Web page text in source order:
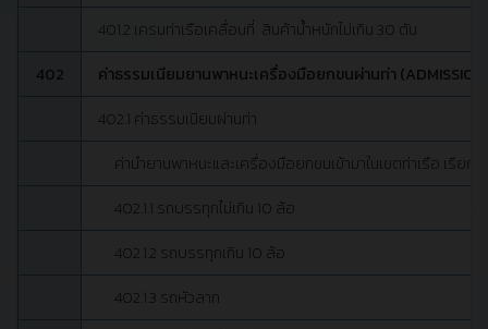
401.2 เครนท่าเรือเคลื่อนที่ สินค้าน้ำหนักไม่เกิน 30 ตัน
402
ค่าธรรมเนียมยานพาหนะเครื่องมือยกขนผ่านท่า (ADMISSION
402.1 ค่าธรรมเนียมผ่านท่า
ค่านำยานพาหนะและเครื่องมือยกขนเข้ามาในเขตท่าเรือ เรียกเ
402.1.1 รถบรรทุกไม่เกิน 10 ล้อ
402.1.2 รถบรรทุกเกิน 10 ล้อ
402.1.3 รถหัวลาก